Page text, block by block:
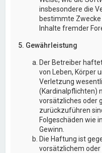
insbesondere die
bestimmte
Inhalte fremder
5. Gewährleistung
Der Betreiber
von Leben, Körper
Verletzung
(Kardinalpflichten)
vorsätzliches oder
zurückzuführen
Folgeschäden wie
Gewinn.
Die Haftung ist
vorsätzlichem